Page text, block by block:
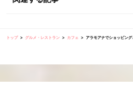
トップ グルメ・レストラン カフェ アラモアナでショッピング